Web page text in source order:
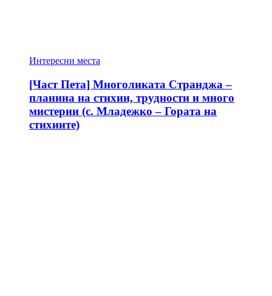
Интересни места
[Част Пета] Многоликата Странджа –
планина на стихии, трудности и много
мистерии (с. Младежко – Гората на
стихиите)